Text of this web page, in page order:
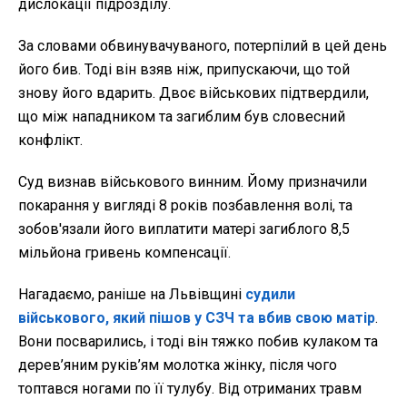
дислокації підрозділу.
За словами обвинувачуваного, потерпілий в цей день
його бив. Тоді він взяв ніж, припускаючи, що той
знову його вдарить. Двоє військових підтвердили,
що між нападником та загиблим був словесний
конфлікт.
Суд визнав військового винним. Йому призначили
покарання у вигляді 8 років позбавлення волі, та
зобов'язали його виплатити матері загиблого 8,5
мільйона гривень компенсації.
Нагадаємо, раніше на Львівщині судили
військового, який пішов у СЗЧ та вбив свою матір.
Вони посварились, і тоді він тяжко побив кулаком та
дерев’яним руків’ям молотка жінку, після чого
топтався ногами по її тулубу. Від отриманих травм